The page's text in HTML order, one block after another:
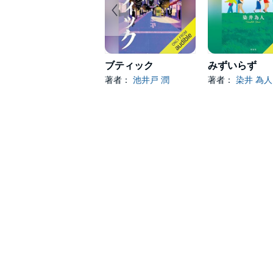
ブティック
著者： 池井戸 潤
みずいらず
著者：染井 為人